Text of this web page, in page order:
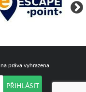
práva vyhrazena.